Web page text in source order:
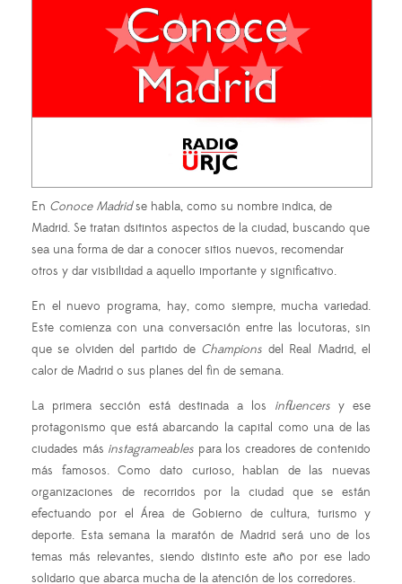
En Conoce Madridse habla, como su nombre indica, de
Madrid. Se tratan dsitintos aspectos de la ciudad, buscando que
sea una forma de dar a conocer sitios nuevos, recomendar
otros y dar visibilidad a aquello importante y significativo.
En el nuevo programa, hay, como siempre, mucha variedad.
Este comienza con una conversación entre las locutoras, sin
que se olviden del partido de Champions del Real Madrid, el
calor de Madrid o sus planes del fin de semana.
La primera sección está destinada a los influencers y ese
protagonismo que está abarcando la capital como una de las
ciudades más instagrameables para los creadores de contenido
más famosos. Como dato curioso, hablan de las nuevas
organizaciones de recorridos por la ciudad que se están
efectuando por el Área de Gobierno de cultura, turismo y
deporte. Esta semana la maratón de Madrid será uno de los
temas más relevantes, siendo distinto este año por ese lado
solidario que abarca mucha de la atención de los corredores.